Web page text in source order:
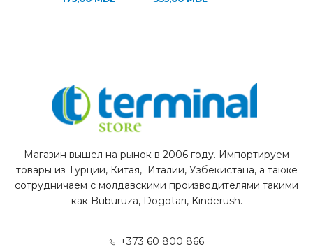
Магазин вышел на рынок в 2006 году. Импортируем
товары из Турции, Китая, Италии, Узбекистана, а также
сотрудничаем с молдавскими производителями такими
как Buburuza, Dogotari, Kinderush.
+373 60 800 866